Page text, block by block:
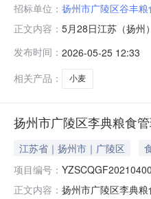
招标单位： 扬州市广陵区谷丰
正文内容： 5月28日江苏（扬州
版地*竞价交易平台
1个
发布时间： 2026-05-25 12:33
相关产品：
小麦
扬州市广陵区李典粮食
江苏省｜扬州市｜广陵区
项目编号：
正文内容： 扬州市广陵区李典